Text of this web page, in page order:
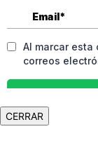
CERRAR